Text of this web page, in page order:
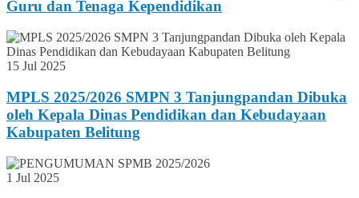
Guru dan Tenaga Kependidikan
15 Jul 2025
MPLS 2025/2026 SMPN 3 Tanjungpandan Dibuka
oleh Kepala Dinas Pendidikan dan Kebudayaan
Kabupaten Belitung
1 Jul 2025